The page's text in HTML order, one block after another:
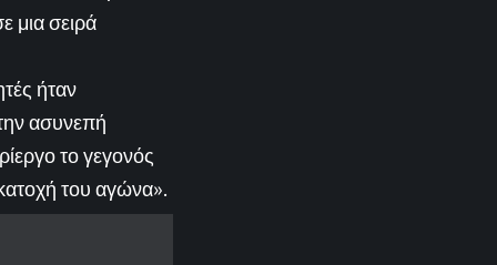
μια σειρά
ήταν
ασυνεπή
το γεγονός
του αγώνα».